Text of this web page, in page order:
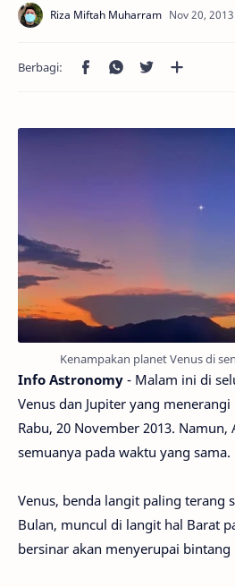
Kenampakan planet Venus di
Info Astronomy - Malam ini di
Venus dan Jupiter yang
Rabu, 20 November 2013.
semuanya pada waktu yang sama.
Venus, benda langit paling terang
Bulan, muncul di langit hal Barat
bersinar akan menyerupai